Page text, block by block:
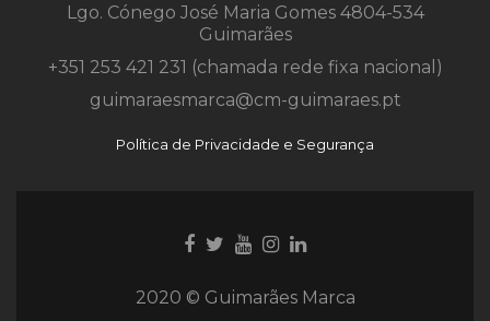
Lgo. Cónego José Maria Gomes 4804-534
Guimarães
+351 253 421 231 (chamada rede fixa nacional)
guimaraesmarca@cm-guimaraes.pt
Política de Privacidade e Segurança
Ligação
Facebook
Ligação
Twitter
Youtube
Ligação
Instagram
Ligação
Instagram
2020 © Guimarães Marca